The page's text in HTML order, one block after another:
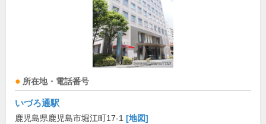
所在地・電話番号
いづろ通駅
鹿児島県鹿児島市堀江町17-1 [地図]